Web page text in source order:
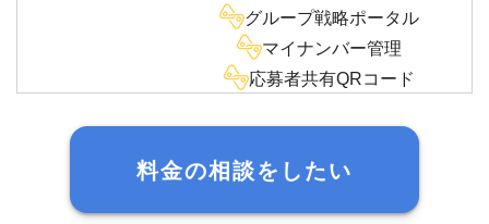
グループ戦略ポータル
マイナンバー管理
応募者共有QRコード
料金の相談をしたい